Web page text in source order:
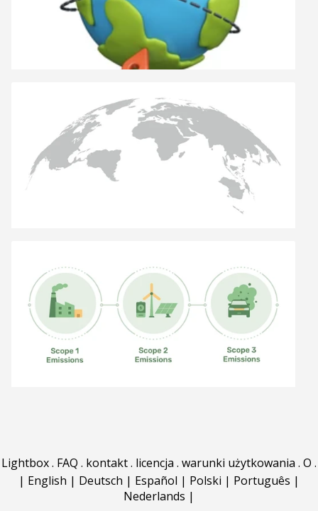
Lightbox. FAQ . kontakt. licencja . warunki użytkowania . O .
| English | Deutsch | Español | Polski | Português |
Nederlands |